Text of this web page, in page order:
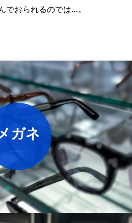
でおられるのでは…。
ガネ
はこちら